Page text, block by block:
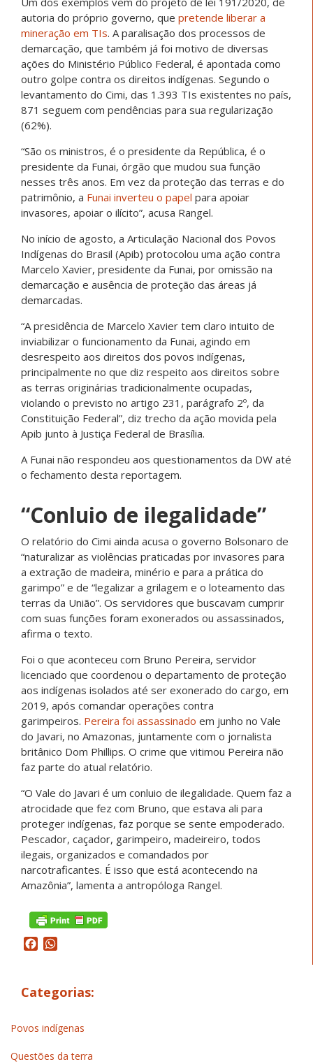
autoria do próprio governo, que pretende liberar a
mineração em TIs. A paralisação dos processos de
demarcação, que também já foi motivo de diversas
ações do Ministério Público Federal, é apontada como
outro golpe contra os direitos indígenas. Segundo o
levantamento do Cimi, das 1.393 TIs existentes no país,
871 seguem com pendências para sua regularização
(62%).
“São os ministros, é o presidente da República, é o
presidente da Funai, órgão que mudou sua função
nesses três anos. Em vez da proteção das terras e do
patrimônio, a Funai inverteu o papel para apoiar
invasores, apoiar o ilícito”, acusa Rangel.
No início de agosto, a Articulação Nacional dos Povos
Indígenas do Brasil (Apib) protocolou uma ação contra
Marcelo Xavier, presidente da Funai, por omissão na
demarcação e ausência de proteção das áreas já
demarcadas.
“A presidência de Marcelo Xavier tem claro intuito de
inviabilizar o funcionamento da Funai, agindo em
desrespeito aos direitos dos povos indígenas,
principalmente no que diz respeito aos direitos sobre
as terras originárias tradicionalmente ocupadas,
violando o previsto no artigo 231, parágrafo 2º, da
Constituição Federal”, diz trecho da ação movida pela
Apib junto à Justiça Federal de Brasília.
A Funai não respondeu aos questionamentos da DW até
o fechamento desta reportagem.
“Conluio de ilegalidade”
O relatório do Cimi ainda acusa o governo Bolsonaro de
“naturalizar as violências praticadas por invasores para
a extração de madeira, minério e para a prática do
garimpo” e de “legalizar a grilagem e o loteamento das
terras da União”. Os servidores que buscavam cumprir
com suas funções foram exonerados ou assassinados,
afirma o texto.
Foi o que aconteceu com Bruno Pereira, servidor
licenciado que coordenou o departamento de proteção
aos indígenas isolados até ser exonerado do cargo, em
2019, após comandar operações contra
garimpeiros. Pereira foi assassinado em junho no Vale
do Javari, no Amazonas, juntamente com o jornalista
britânico Dom Phillips. O crime que vitimou Pereira não
faz parte do atual relatório.
“O Vale do Javari é um conluio de ilegalidade. Quem faz a
atrocidade que fez com Bruno, que estava ali para
proteger indígenas, faz porque se sente empoderado.
Pescador, caçador, garimpeiro, madeireiro, todos
ilegais, organizados e comandados por
narcotraficantes. É isso que está acontecendo na
Amazônia”, lamenta a antropóloga Rangel.
Facebook
Categorias:
Povos indígenas
Questões da terra